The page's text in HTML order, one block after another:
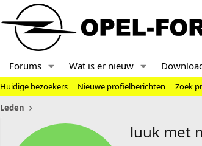
Forums Wat is er nieuw
Huidige bezoekers Nieuwe profielberichten
Zoek
Leden
luuk met